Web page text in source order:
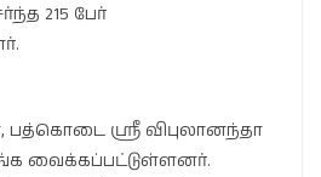
215 பேர்
பத்கொடை ஸ்ரீ விபுலானந்தா
வைக்கப்பட்டுள்ளனர்.